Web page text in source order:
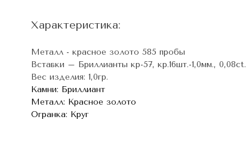
Характеристика:
Металл - красное золото 585 пробы
Вставки – Бриллианты кр-57, кр.16шт.-1,0мм., 0,08ct.
Вес изделия: 1,0гр.
Камни: Бриллиант
Металл: Красное золото
Огранка: Круг